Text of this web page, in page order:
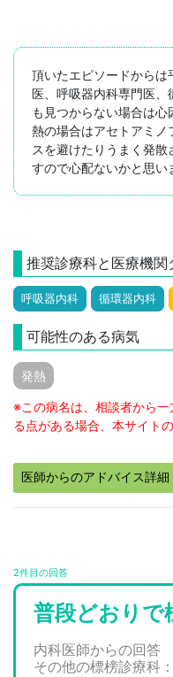
頂いたエピソードから
医、呼吸器内科専門医
も見つからない場合は
熱の場合はアセトアミ
スを避けたりうまく発
すので心配ないかと思い
推奨診療科と医療機関
呼吸器内科 循環器内科
可能性のある病気
発熱
※この病名は、相談者から
る点がある場合、本サイト
医師からのアドバイス詳細
2件目の回答
普段どおりで
内科医師からの回答
その他の標榜診療科